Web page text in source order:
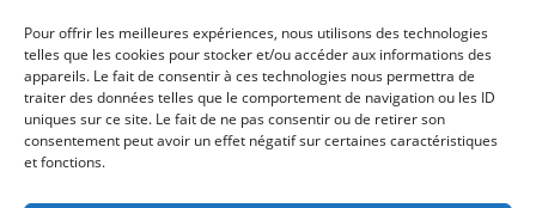
Pour offrir les meilleures expériences, nous utilisons des technologies
telles que les cookies pour stocker et/ou accéder aux informations des
appareils. Le fait de consentir à ces technologies nous permettra de
traiter des données telles que le comportement de navigation ou les ID
uniques sur ce site. Le fait de ne pas consentir ou de retirer son
consentement peut avoir un effet négatif sur certaines caractéristiques
et fonctions.
Zénith de Toulon
Bureau des Congrès et des Tournages
Événements
Agenda